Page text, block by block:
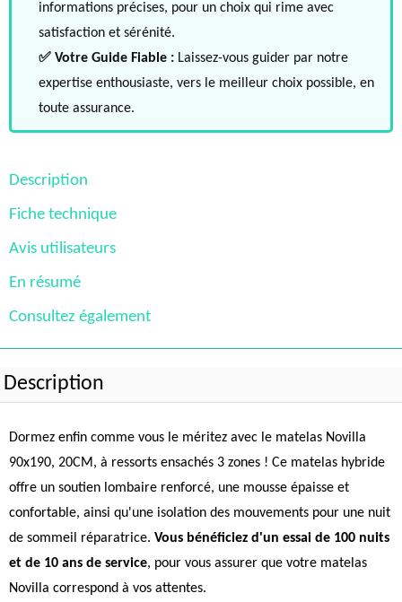
informations précises, pour un choix qui rime avec
satisfaction et sérénité.
✅ Votre Guide Fiable : Laissez-vous guider par notre
expertise enthousiaste, vers le meilleur choix possible, en
toute assurance.
Description
Fiche technique
Avis utilisateurs
En résumé
Consultez également
Description
Dormez enfin comme vous le méritez avec le matelas Novilla
90x190, 20CM, à ressorts ensachés 3 zones ! Ce matelas hybride
offre un soutien lombaire renforcé, une mousse épaisse et
confortable, ainsi qu'une isolation des mouvements pour une nuit
de sommeil réparatrice. Vous bénéficiez d'un essai de 100 nuits
et de 10 ans de service, pour vous assurer que votre matelas
Novilla correspond à vos attentes.